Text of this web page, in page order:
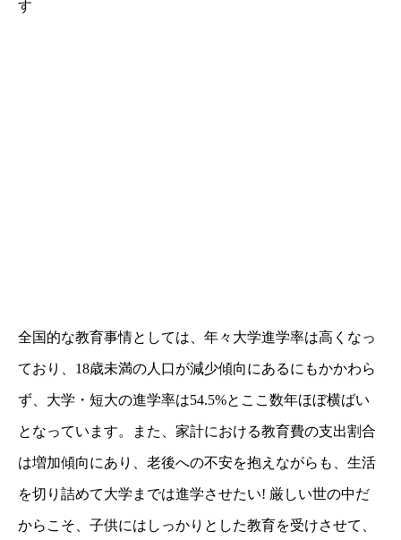
す
全国的な教育事情としては、年々大学進学率は高くなっ
ており、18歳未満の人口が減少傾向にあるにもかかわら
ず、大学・短大の進学率は54.5%とここ数年ほぼ横ばい
となっています。また、家計における教育費の支出割合
は増加傾向にあり、老後への不安を抱えながらも、生活
を切り詰めて大学までは進学させたい! 厳しい世の中だ
からこそ、子供にはしっかりとした教育を受けさせて、